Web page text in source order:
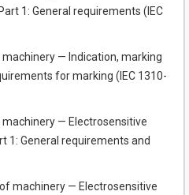
1: General requirements (IEC
— Indication, marking
for marking (IEC 1310-
— Electrosensitive
1: General requirements and
machinery — Electrosensitive